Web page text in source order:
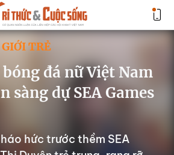
TRẺ
đá nữ Việt Nam
sàng dự SEA Games
hức trước thềm SEA